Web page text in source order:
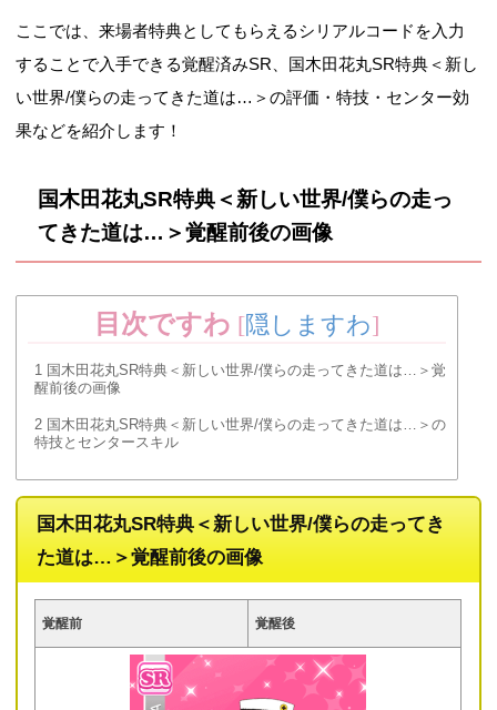
ここでは、来場者特典としてもらえるシリアルコードを入力
することで入手できる覚醒済みSR、国木田花丸SR特典＜新し
い世界/僕らの走ってきた道は…＞の評価・特技・センター効
果などを紹介します！
国木田花丸SR特典＜新しい世界/僕らの走っ
てきた道は…＞覚醒前後の画像
目次ですわ [隠しますわ]
1 国木田花丸SR特典＜新しい世界/僕らの走ってきた道は…＞覚
醒前後の画像
2 国木田花丸SR特典＜新しい世界/僕らの走ってきた道は…＞の
特技とセンタースキル
国木田花丸SR特典＜新しい世界/僕らの走ってき
た道は…＞覚醒前後の画像
覚醒前 覚醒後